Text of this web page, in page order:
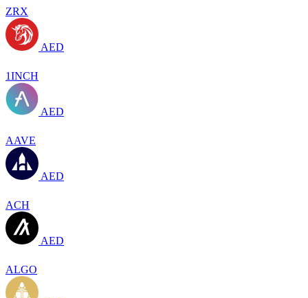
ZRX
AED
1INCH
AED
AAVE
AED
ACH
AED
ALGO